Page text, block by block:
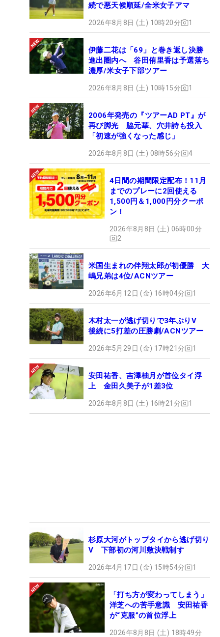
続で悪天候順延/全米女子アマ
2026年8月8日 (土) 10時20分 1
伊藤二花は「69」と巻き返し決勝
進出圏内へ 谷田侑里香は予選落ち
濃厚/米女子下部ツアー
2026年8月8日 (土) 10時15分 1
2006年発売の『ツアーAD PT』が
再び脚光 脇元華、穴井詩も投入
「初速が強くなった感じ」
2026年8月8日 (土) 08時56分 4
4日間の期間限定配布！11月
までのプレーに2回使える
1,500円＆1,000円分クーポ
ン！
2026年8月8日 (土) 06時00分
2
米国生まれの伴翔太郎が初優勝 大
嶋兄弟は4位/ACNツアー
2026年6月12日 (金) 16時04分 1
木村太一が逃げ切りで3年ぶりV
後続に5打差の圧勝劇/ACNツアー
2026年5月29日 (金) 17時21分 1
安田祐香、吉澤柚月が首位タイ浮
上 金田久美子が1差3位
2026年8月8日 (土) 16時21分 1
杉原大河がトップタイから逃げ切り
V 下部初の河川敷決戦制す
2026年4月17日 (金) 15時54分 1
「打ち方が変わってしまう」
洋芝への苦手意識 安田祐香
が“克服”の首位浮上
2026年8月8日 (土) 18時49分